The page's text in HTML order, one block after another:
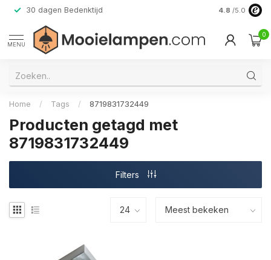
30 dagen Bedenktijd Verzending
4.8 /5.0
MENU
0
Home / Tags / 8719831732449
Producten getagd met
8719831732449
Filters